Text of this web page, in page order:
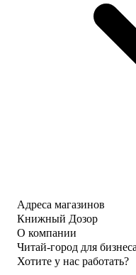
Адреса магазинов
Книжный Дозор
О компании
Читай-город для бизнеса
Хотите у нас работать?